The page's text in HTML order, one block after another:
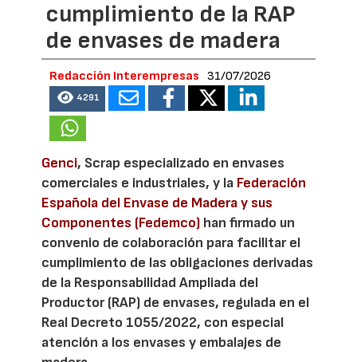
cumplimiento de la RAP
de envases de madera
Redacción Interempresas 31/07/2026
4291
Genci, Scrap especializado en envases
comerciales e industriales, y la Federación
Española del Envase de Madera y sus
Componentes (Fedemco) han firmado un
convenio de colaboración para facilitar el
cumplimiento de las obligaciones derivadas
de la Responsabilidad Ampliada del
Productor (RAP) de envases, regulada en el
Real Decreto 1055/2022, con especial
atención a los envases y embalajes de